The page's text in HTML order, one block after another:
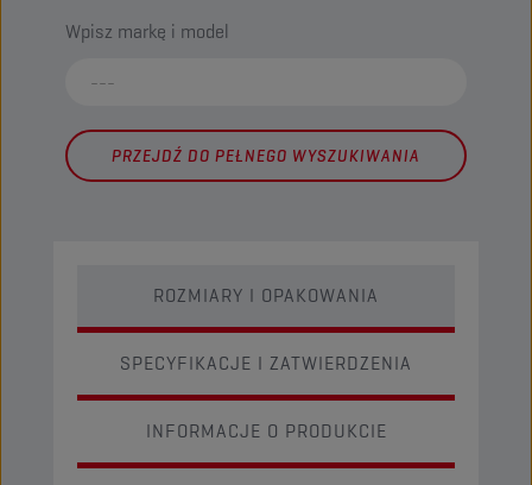
Wpisz markę i model
PRZEJDŹ DO PEŁNEGO WYSZUKIWANIA
ROZMIARY I OPAKOWANIA
SPECYFIKACJE I ZATWIERDZENIA
INFORMACJE O PRODUKCIE